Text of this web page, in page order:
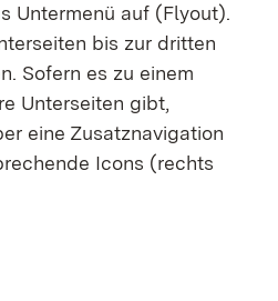
Untermenü auf (Flyout).
bis zur dritten
Sofern es zu einem
Unterseiten gibt,
eine Zusatznavigation
Icons (rechts